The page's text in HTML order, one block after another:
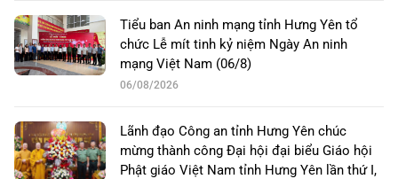
Tiểu ban An ninh mạng tỉnh Hưng Yên tổ
chức Lễ mít tinh kỷ niệm Ngày An ninh
mạng Việt Nam (06/8)
06/08/2026
Lãnh đạo Công an tỉnh Hưng Yên chúc
mừng thành công Đại hội đại biểu Giáo hội
Phật giáo Việt Nam tỉnh Hưng Yên lần thứ I,